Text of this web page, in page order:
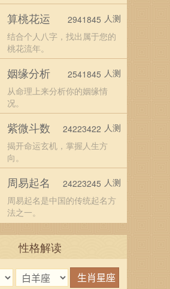
算桃花运
结合个人八字，找出属于您的
桃花流年。
2941845 人测
姻缘分析
从命理上来分析你的姻缘情
况。
2541845 人测
紫微斗数
揭开命运玄机，掌握人生方
向。
24223422 人测
周易起名
周易起名是中国的传统起名方
法之一。
24223245 人测
性格解读